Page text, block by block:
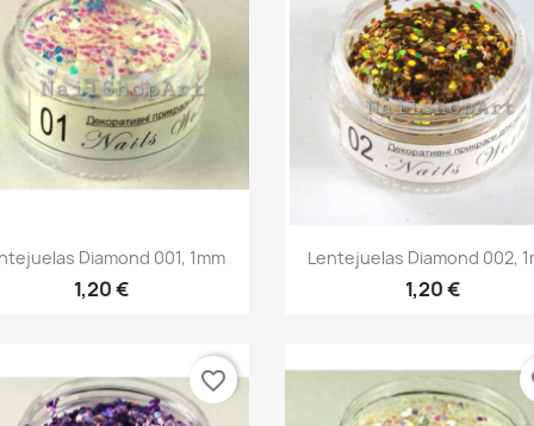
Vista rápida
Diamond 001, 1mm
1,20 €
Vista rápida
Lentejuelas Diamond 002,
1,20 €
favorite_border